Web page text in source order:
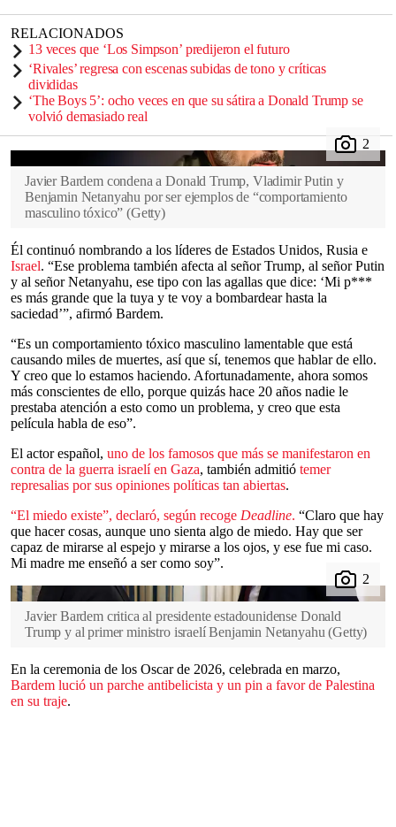
RELACIONADOS
13 veces que ‘Los Simpson’ predijeron el futuro
‘Rivales’ regresa con escenas subidas de tono y críticas
divididas
‘The Boys 5’: ocho veces en que su sátira a Donald Trump se
volvió demasiado real
Javier Bardem condena a Donald Trump, Vladimir Putin y
Benjamin Netanyahu por ser ejemplos de “comportamiento
masculino tóxico” (Getty)
Él continuó nombrando a los líderes de Estados Unidos, Rusia e
Israel. “Ese problema también afecta al señor Trump, al señor Putin
y al señor Netanyahu, ese tipo con las agallas que dice: ‘Mi p***
es más grande que la tuya y te voy a bombardear hasta la
saciedad’”, afirmó Bardem.
“Es un comportamiento tóxico masculino lamentable que está
causando miles de muertes, así que sí, tenemos que hablar de ello.
Y creo que lo estamos haciendo. Afortunadamente, ahora somos
más conscientes de ello, porque quizás hace 20 años nadie le
prestaba atención a esto como un problema, y creo que esta
película habla de eso”.
El actor español, uno de los famosos que más se manifestaron en
contra de la guerra israelí en Gaza, también admitió temer
represalias por sus opiniones políticas tan abiertas.
“El miedo existe”, declaró, según recoge Deadline. “Claro que hay
que hacer cosas, aunque uno sienta algo de miedo. Hay que ser
capaz de mirarse al espejo y mirarse a los ojos, y ese fue mi caso.
Mi madre me enseñó a ser como soy”.
Javier Bardem critica al presidente estadounidense Donald
Trump y al primer ministro israelí Benjamin Netanyahu (Getty)
En la ceremonia de los Oscar de 2026, celebrada en marzo,
Bardem lució un parche antibelicista y un pin a favor de Palestina
en su traje.